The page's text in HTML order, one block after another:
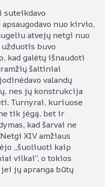
suteikdavo
nuo kirvio,
atvejų netgi nuo
buvo
kad galėtų išnaudoti
šaltiniai
valandų
nes jų konstrukcija
Turnyrai, kuriuose
tik jėgą, bet ir
kad šarvai ne
XIV amžiaus
„šuoliuoti kaip
vilkai“, o tokios
jų apranga būtų